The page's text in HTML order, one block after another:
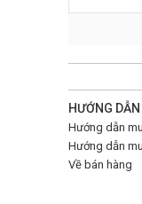
HƯỚNG
Hướng dẫn
Hướng dẫn
Về bán hàng